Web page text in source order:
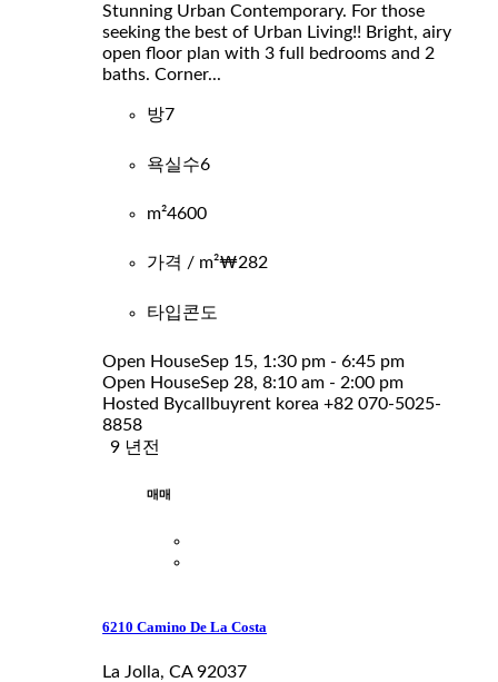
Stunning Urban Contemporary. For those
seeking the best of Urban Living!! Bright, airy
open floor plan with 3 full bedrooms and 2
baths. Corner...
방7
욕실수6
m²4600
가격 / m²₩282
타입콘도
Open HouseSep 15, 1:30 pm - 6:45 pm
Open HouseSep 28, 8:10 am - 2:00 pm
Hosted Bycallbuyrent korea +82 070-5025-
8858
9 년전
매매
6210 Camino De La Costa
La Jolla, CA 92037